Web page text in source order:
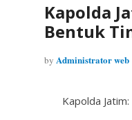
Kapolda
Bentuk
by Administrator web
Kapolda